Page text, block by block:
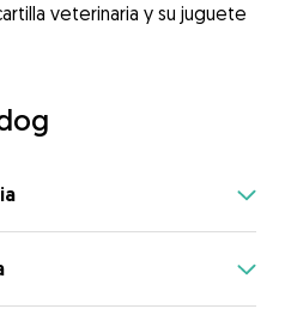
veterinaria y su juguete